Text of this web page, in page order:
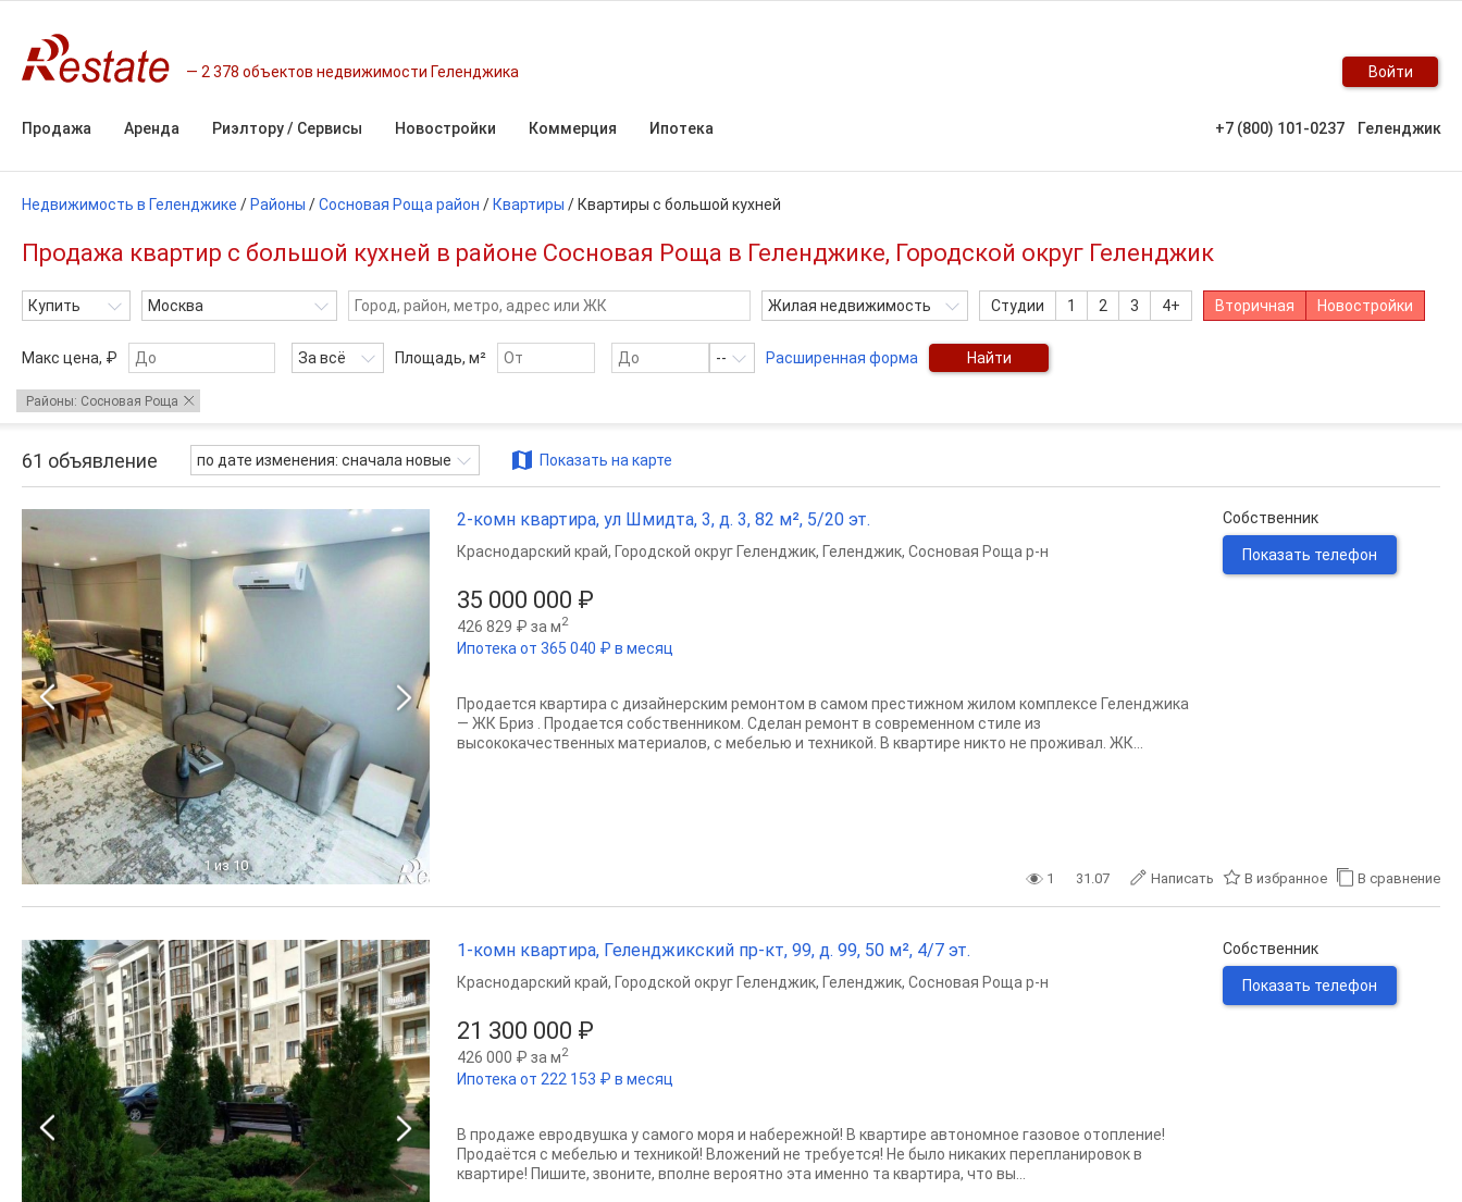
2 378 объектов недвижимости Геленджика Войти
Продажа Аренда Риэлтору / Сервисы Новостройки Коммерция Ипотека +7 (800) 101-0237 Геленджик
Недвижимость в Геленджике / Районы /Сосновая Роща район / Квартиры / Квартиры с большой кухней
Продажа квартир с большой кухней в районе Сосновая Роща в Геленджике, Городской округ Геленджик
Купить Москва Жилая недвижимость Студии 1 2 3 4+ Вторичная Новостройки
Макс цена, ₽ За всё Площадь, м² -- Расширенная форма Найти
Районы: Сосновая Роща
61 объявление по дате изменения: сначала новые Показать на карте
1 из 10
2-комн квартира, ул Шмидта, 3, д. 3, 82 м², 5/20 эт.
35 000 000 ₽
426 829 ₽ за м2
Ипотека от 365 040 ₽ в месяц
Краснодарский край, Городской округ Геленджик, Геленджик, Сосновая Роща р-н
Прoдaется квaртира с дизайнерским ремонтом в самом престижном жилом комплексе Геленджика
— ЖК Бриз . Пpoдaется собcтвенником. Cдeлан peмонт в совpeмeннoм стилe из
высокoкaчественных матeриалов, с мебелью и техникой. В квартире никто не проживал. ЖК...
Собственник
Показать телефон
1 31.07 Написать В избранное В сравнение
1-комн квартира, Геленджикский пр-кт, 99, д. 99, 50 м², 4/7 эт.
21 300 000 ₽
426 000 ₽ за м2
Ипотека от 222 153 ₽ в месяц
Краснодарский край, Городской округ Геленджик, Геленджик, Сосновая Роща р-н
В продаже евродвушка у самого моря и набережной! В квартире автономное газовое отопление!
Продаётся с мебелью и техникой! Вложений не требуется! Не было никаких перепланировок в
квартире! Пишите, звоните, вполне вероятно эта именно та квартира, что вы...
Собственник
Показать телефон